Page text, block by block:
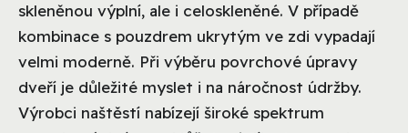
skleněnou výplní, ale i celoskleněné. V případě
kombinace s pouzdrem ukrytým ve zdi vypadají
velmi moderně. Při výběru povrchové úpravy
dveří je důležité myslet i na náročnost údržby.
Výrobci naštěstí nabízejí široké spektrum